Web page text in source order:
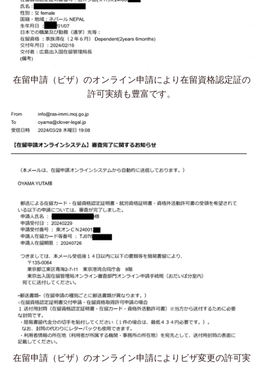
在留申請（ビザ）のオンライン申請により在留資格認定証の
許可実績も豊富です。
在留申請（ビザ）のオンライン申請によりビザ変更の許可実